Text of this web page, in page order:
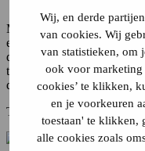
Wij, en derde
van cookies. Wij
van statistieken, om
ook voor
cookies’ te klikken,
en je voorkeuren
toestaan' te klikken,
alle cookies zoals
Motorrijden doe je
een motorverzekering met
dekking in de
tot 1 maart, maar soms van
de verzekeraar).
Tijdens de winterstop geldt: